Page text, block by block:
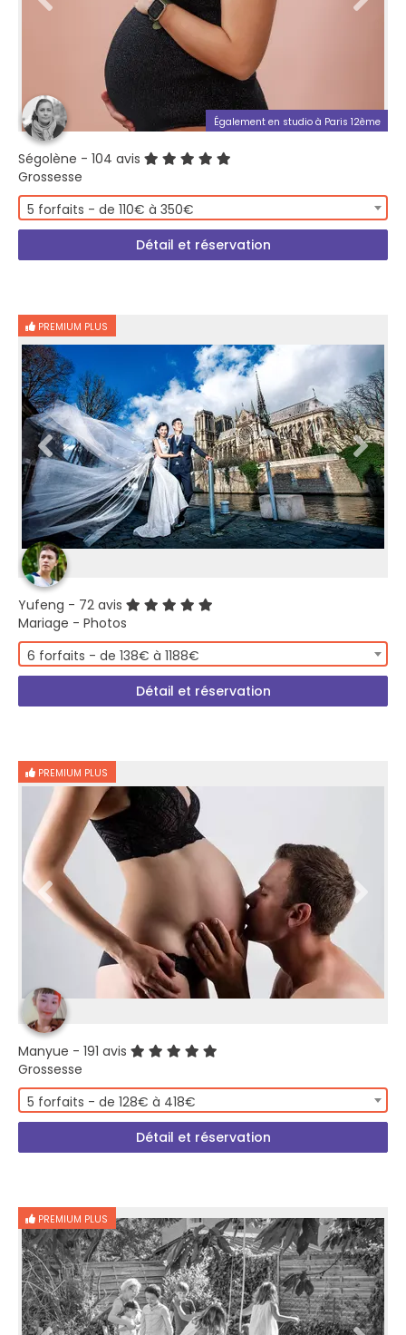
Également en studio à Paris 12ème
Ségolène - 104 avis
Grossesse
5 forfaits - de 110€ à 350€
Détail et réservation
PREMIUM PLUS
Yufeng - 72 avis
Mariage - Photos
6 forfaits - de 138€ à 1188€
Détail et réservation
PREMIUM PLUS
Manyue - 191 avis
Grossesse
5 forfaits - de 128€ à 418€
Détail et réservation
PREMIUM PLUS